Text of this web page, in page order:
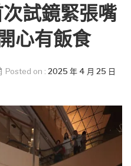
次試鏡緊張嘴
心有飯食
Posted on : 2025 年 4 月 25 日